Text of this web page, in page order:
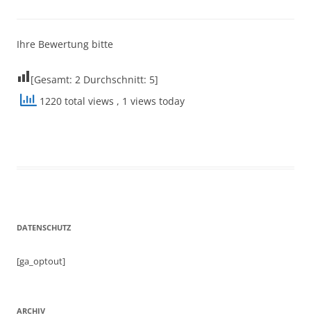
Ihre Bewertung bitte
[Gesamt: 2 Durchschnitt: 5]
1220 total views , 1 views today
DATENSCHUTZ
[ga_optout]
ARCHIV